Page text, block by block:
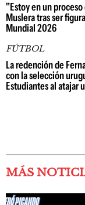
"Estoy en un
Muslera tras ser
Mundial 2026
FÚTBOL
La redención de
con la selección
Estudiantes al atajar
MÁS